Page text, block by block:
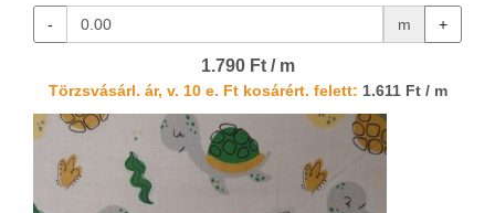
- m +
1.790 Ft / m
Törzsvásárl. ár, v. 10 e. Ft kosárért. felett: 1.611 Ft / m